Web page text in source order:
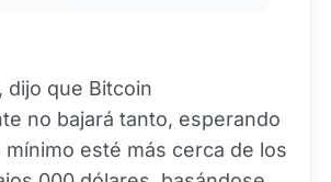
dijo que Bitcoin
no bajará tanto, esperando
esté más cerca de los